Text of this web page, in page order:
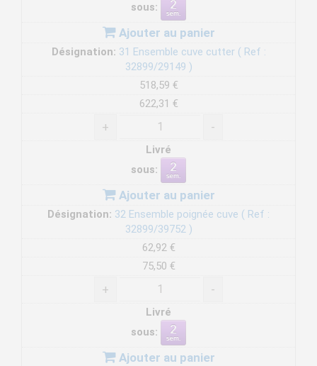
sous:
Ajouter au panier
Désignation: 31 Ensemble cuve cutter ( Ref :
32899/29149 )
518,59 €
622,31 €
+ -
Livré
sous:
Ajouter au panier
Désignation: 32 Ensemble poignée cuve ( Ref :
32899/39752 )
62,92 €
75,50 €
+ -
Livré
sous:
Ajouter au panier